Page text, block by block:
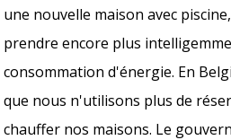
une nouvelle maison avec
prendre encore plus
consommation d'énergie. En
que nous n'utilisons plus de
chauffer nos maisons. Le